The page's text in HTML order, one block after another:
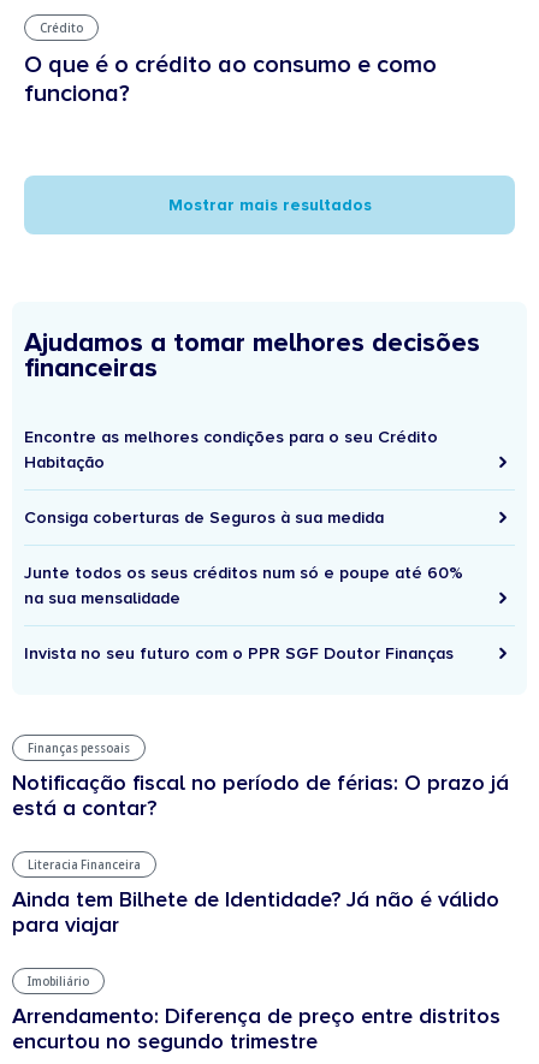
Crédito
O que é o crédito ao consumo e como
funciona?
Mostrar mais resultados
Ajudamos a tomar melhores decisões
financeiras
Encontre as melhores condições para o seu Crédito
Habitação
Consiga coberturas de Seguros à sua medida
Junte todos os seus créditos num só e poupe até 60%
na sua mensalidade
Invista no seu futuro com o PPR SGF Doutor Finanças
Finanças pessoais
Notificação fiscal no período de férias: O prazo já
está a contar?
Literacia Financeira
Ainda tem Bilhete de Identidade? Já não é válido
para viajar
Imobiliário
Arrendamento: Diferença de preço entre distritos
encurtou no segundo trimestre